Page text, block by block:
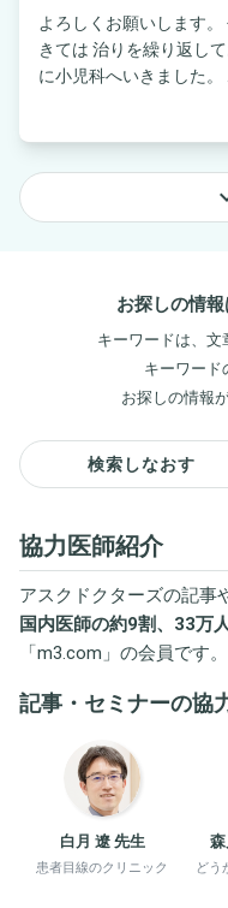
よろしくお願いします
きては 治りを繰り返し
に小児科へいきました。 ...
お探しの情
キーワードは、文
キーワード
お探しの情報
検索しなおす
協力医師紹介
アスクドクターズの記事
国内医師の約9割、33万
「m3.com 」の会員です。
記事・セミナーの協
白月 遼 先生
患者目線のクリニック
どう